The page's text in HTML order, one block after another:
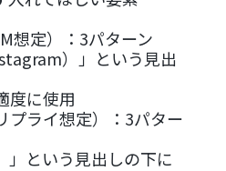
想定）：3パターン
）」という見出
度に使用
プライ想定）：3パター
」という見出しの下に